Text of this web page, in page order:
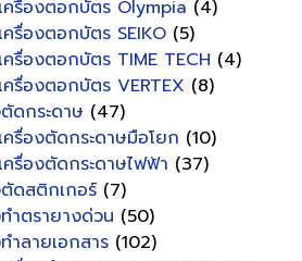
เครื่องตอกบัตร Olympia (4)
เครื่องตอกบัตร SEIKO (5)
เครื่องตอกบัตร TIME TECH (4)
เครื่องตอกบัตร VERTEX (8)
ดกระดาษ (47)
เครื่องตัดกระดาษมือโยก (10)
เครื่องตัดกระดาษไฟฟ้า (37)
ตัดสติกเกอร์ (7)
ำตรายางด่วน (50)
ำลายเอกสาร (102)